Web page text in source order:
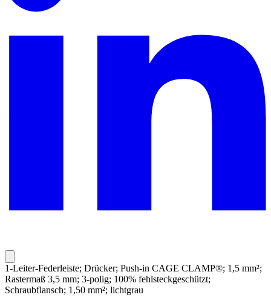
1-Leiter-Federleiste; Drücker; Push-in CAGE CLAMP®; 1,5 mm²;
Rastermaß 3,5 mm; 3-polig; 100% fehlsteckgeschützt;
Schraubflansch; 1,50 mm²; lichtgrau